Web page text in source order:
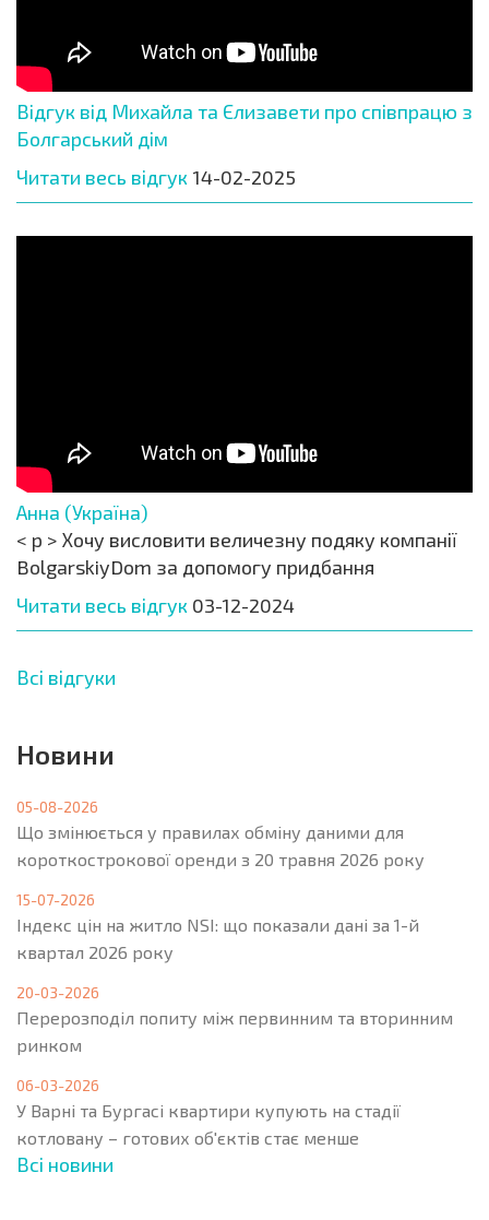
Відгук від Михайла та Єлизавети про співпрацю з
Болгарський дім
Читати весь відгук 14-02-2025
Анна (Україна)
< p > Хочу висловити величезну подяку компанії
BolgarskiyDom за допомогу придбання
Читати весь відгук 03-12-2024
Всі відгуки
Новини
05-08-2026
Що змінюється у правилах обміну даними для
короткострокової оренди з 20 травня 2026 року
15-07-2026
Індекс цін на житло NSI: що показали дані за 1-й
квартал 2026 року
20-03-2026
Перерозподіл попиту між первинним та вторинним
ринком
06-03-2026
У Варні та Бургасі квартири купують на стадії
котловану – готових об'єктів стає менше
Всі новини